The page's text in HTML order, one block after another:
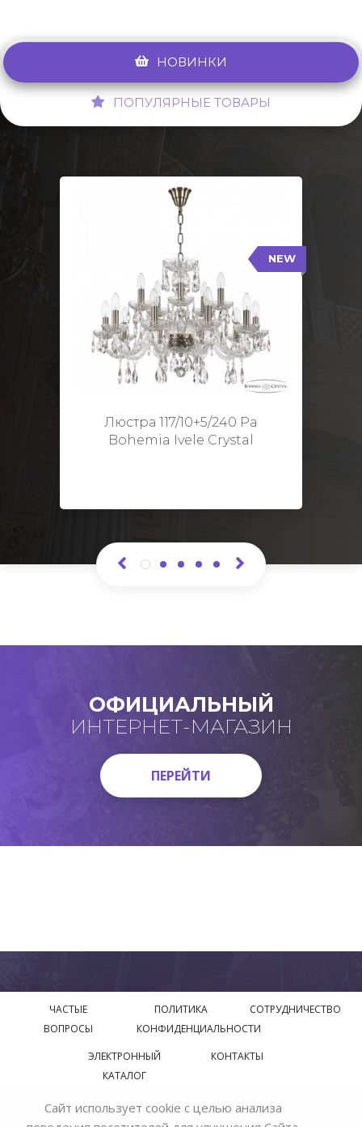
НОВИНКИ
ПОПУЛЯРНЫЕ ТОВАРЫ
NEW
Люстра 117/10+5/240 Pa
Bohemia Ivele Crystal
117/10+5/240 Pa
Тип: Стеклянный рожок
Цвет арматуры: Патина/
Кол-во ламп: 15
Диаметр: 70 см
ОФИЦИАЛЬНЫЙ
ИНТЕРНЕТ-МАГАЗИН
ПЕРЕЙТИ
ПЕРЕЙТИ
ЧАСТЫЕ
ВОПРОСЫ
ПОЛИТИКА
КОНФИДЕНЦИАЛЬНОСТИ
СОТРУДНИЧЕСТВО
ЭЛЕКТРОННЫЙ
КАТАЛОГ
КОНТАКТЫ
© 2018—2026 Официальный сайт завода производителя
Сайт использует cookie с целью анализа